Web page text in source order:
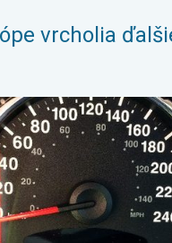
vrcholia
aute reálna?.